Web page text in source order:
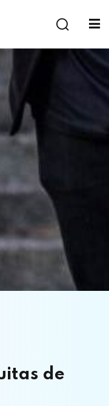
de